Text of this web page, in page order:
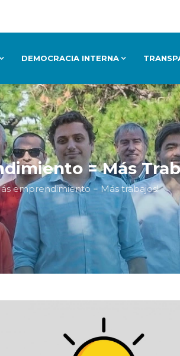
DEMOCRACIA INTERNA
= Más
emprendimiento = Más trabajos!